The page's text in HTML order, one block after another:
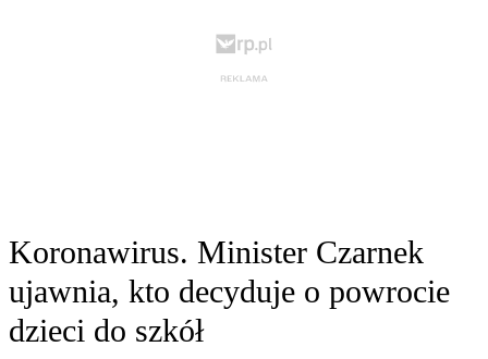
Koronawirus. Minister Czarnek
ujawnia, kto decyduje o powrocie
dzieci do szkół